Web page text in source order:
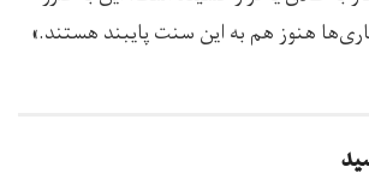
هنوز هم به این سنت پایبند هستند.»